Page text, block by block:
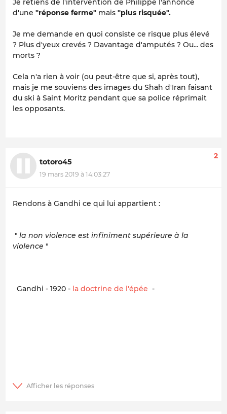
Je retiens de l'intervention de Philippe l'annonce
d'une "réponse ferme" mais "plus risquée".
Je me demande en quoi consiste ce risque plus élevé
? Plus d'yeux crevés ? Davantage d'amputés ? Ou... des
morts ?
Cela n'a rien à voir (ou peut-être que si, après tout),
mais je me souviens des images du Shah d'Iran faisant
du ski à Saint Moritz pendant que sa police réprimait
les opposants.
totoro45
19 mars 2019 à 14:03:27
2
Rendons à Gandhi ce qui lui appartient :
" la non violence est infiniment supérieure à la
violence "
Gandhi - 1920 - la doctrine de l'épée -